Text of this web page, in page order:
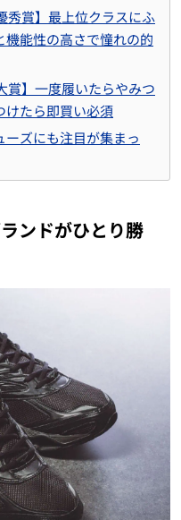
秀賞】最上位クラスにふ
機能性の高さで憧れの的
賞】一度履いたらやみつ
けたら即買い必須
ーズにも注目が集まっ
ンドがひとり勝